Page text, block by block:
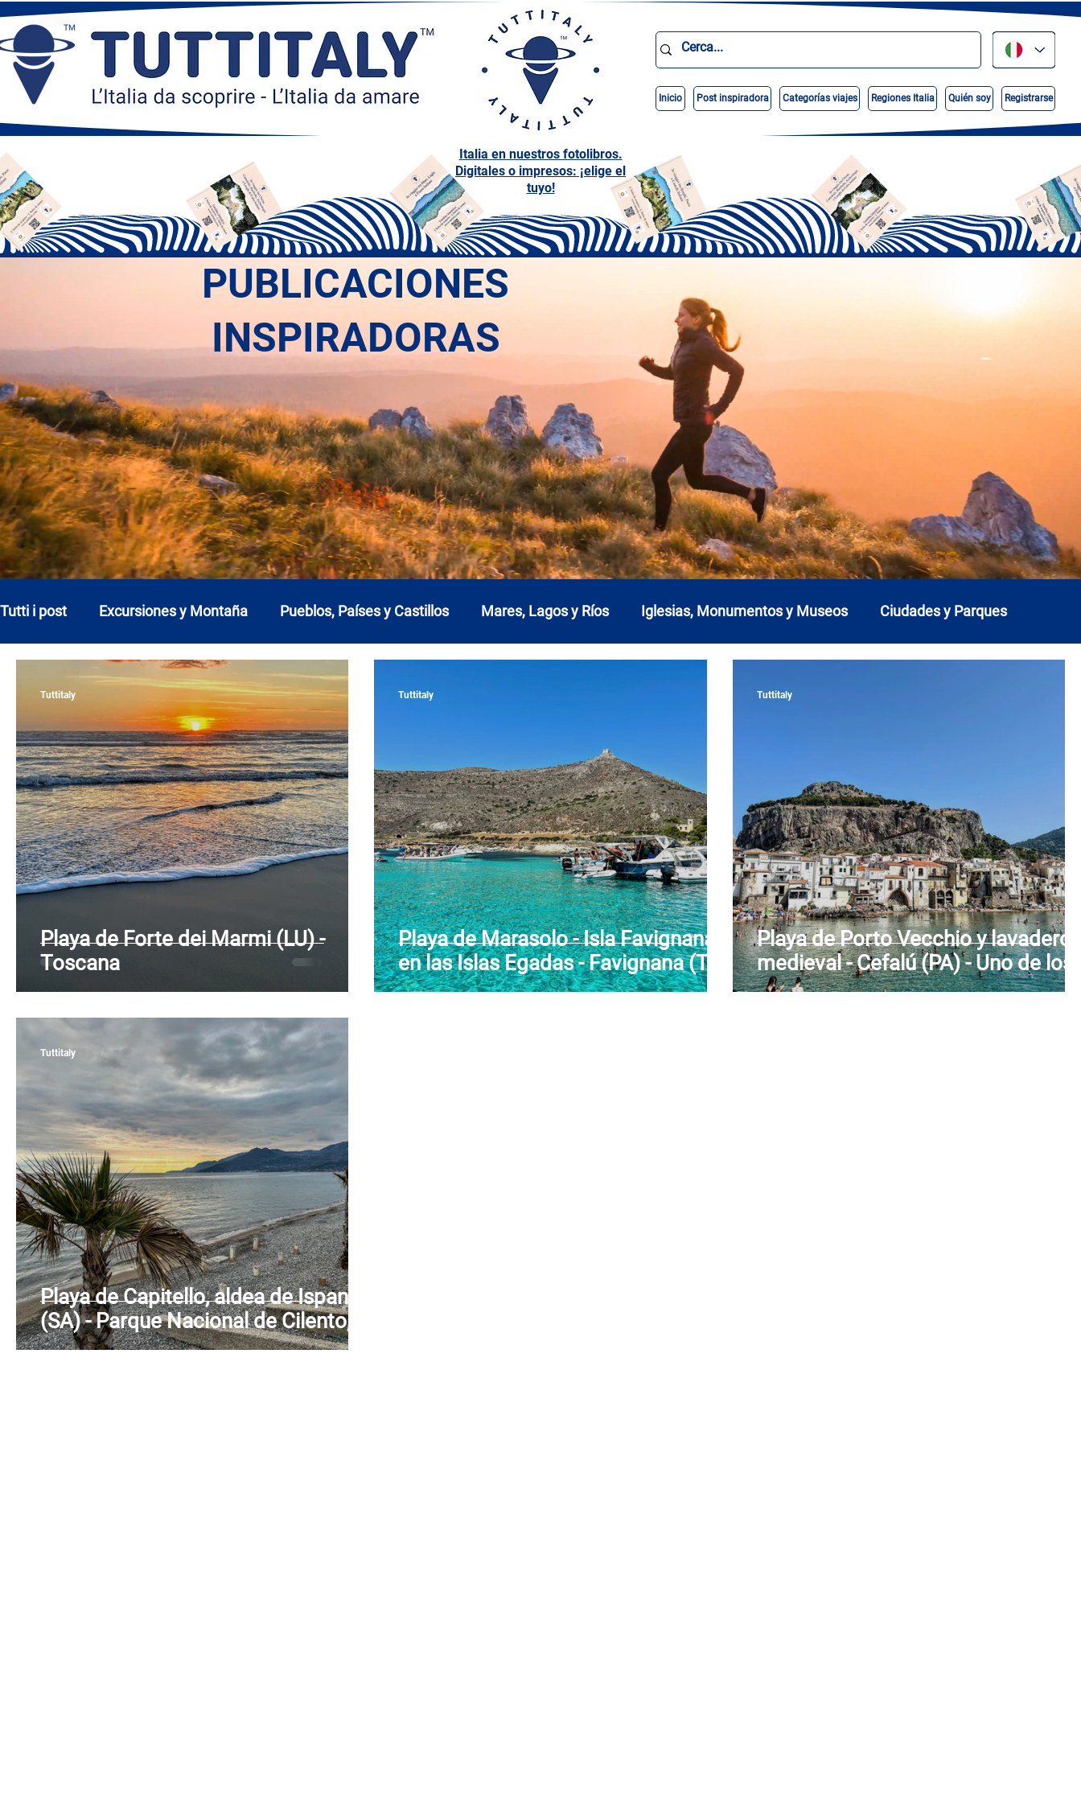
Inicio Post inspiradora Categorías viajes Regiones Italia Quién soy Registrarse
Italia en nuestros fotolibros.
Digitales o impresos: ¡elige el
tuyo!
PUBLICACIONES
INSPIRADORAS
Tutti i post Excursiones y Montaña Pueblos, Países y Castillos Mares, Lagos y Ríos Iglesias, Monumentos y Museos Ciudades y Parques
Abruzos Basilicata Campania
Piamonte Puglia Cerdeña Sicilia
Playa de Forte dei Marmi (LU) -
Toscana
Tuttitaly
Playa de Marasolo - Isla Favignana
en las Islas Egadas - Favignana (TP)
- Sicilia
Tuttitaly
Playa de Porto Vecchio y lavadero
medieval - Cefalú (PA) - Uno de los
pueblos más bellos de Italia -
Tuttitaly
Playa de Capitello, aldea de Ispani
(SA) - Parque Nacional de Cilento,
Vallo di Diano y Alburni -Patrimonio
Tuttitaly